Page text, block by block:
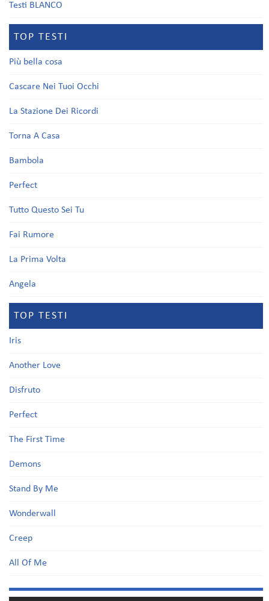
Testi BLANCO
TOP TESTI
Più bella cosa
Cascare Nei Tuoi Occhi
La Stazione Dei Ricordi
Torna A Casa
Bambola
Perfect
Tutto Questo Sei Tu
Fai Rumore
La Prima Volta
Angela
TOP TESTI
Iris
Another Love
Disfruto
Perfect
The First Time
Demons
Stand By Me
Wonderwall
Creep
All Of Me